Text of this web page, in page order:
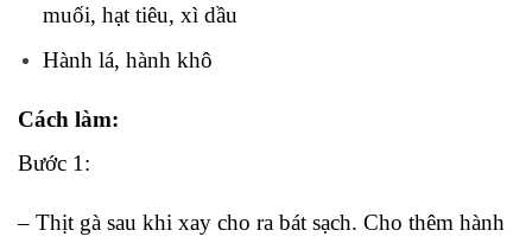
muối, hạt tiêu, xì dầu
Hành lá, hành khô
Cách làm:
Bước 1:
– Thịt gà sau khi xay cho ra bát sạch. Cho thêm hành